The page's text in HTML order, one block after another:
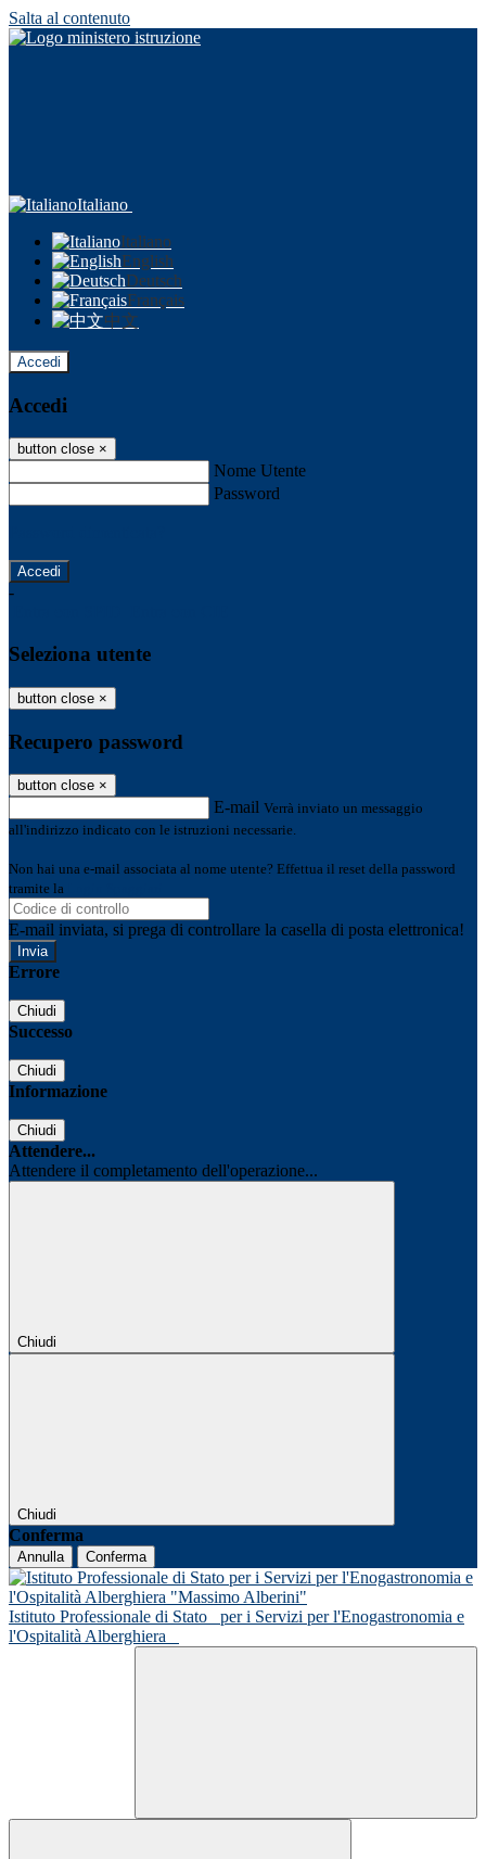
Salta al contenuto
Italiano
Italiano
English
Deutsch
Français
中文
Accedi
Accedi
button close ×
Nome Utente
Password
-
Seleziona utente
button close ×
Recupero password
button close ×
E-mail Verrà inviato un messaggio
all'indirizzo indicato con le istruzioni necessarie.
Non hai una e-mail associata al nome utente? Effettua il reset della password
tramite la
E-mail inviata, si prega di controllare la casella di posta elettronica!
Errore
Chiudi
Successo
Chiudi
Informazione
Chiudi
Attendere...
Attendere il completamento dell'operazione...
Chiudi
Chiudi
Conferma
Annulla Conferma
Istituto Professionale di Stato
per i Servizi per l'Enogastronomia e
l'Ospitalità Alberghiera